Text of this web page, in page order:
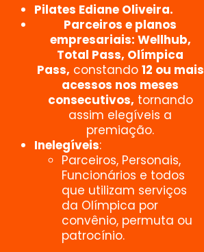
Pilates Ediane Oliveira.
Parceiros e planos
empresariais: Wellhub,
Total Pass, Olímpica
Pass, constando 12 ou mais
acessos nos meses
consecutivos, tornando
assim elegíveis a
premiação.
Inelegíveis:
Parceiros, Personais,
Funcionários e todos
que utilizam serviços
da Olímpica por
convênio, permuta ou
patrocínio.